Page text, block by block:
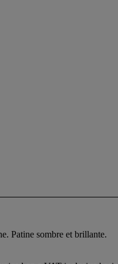
Patine sombre et brillante.